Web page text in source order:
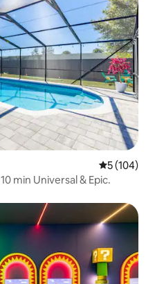
5 de uma
5 (104)
min Universal & Epic.